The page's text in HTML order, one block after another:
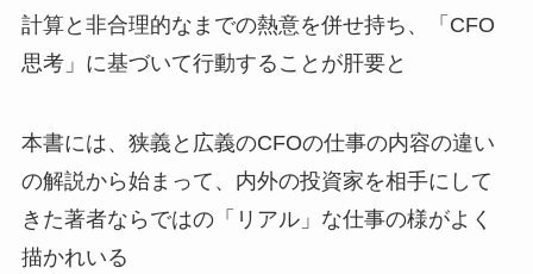
計算と非合理的なまでの熱意を併せ持ち、「CFO
思考」に基づいて行動することが肝要と
本書には、狭義と広義のCFOの仕事の内容の違い
の解説から始まって、内外の投資家を相手にして
きた著者ならではの「リアル」な仕事の様がよく
描かれいる